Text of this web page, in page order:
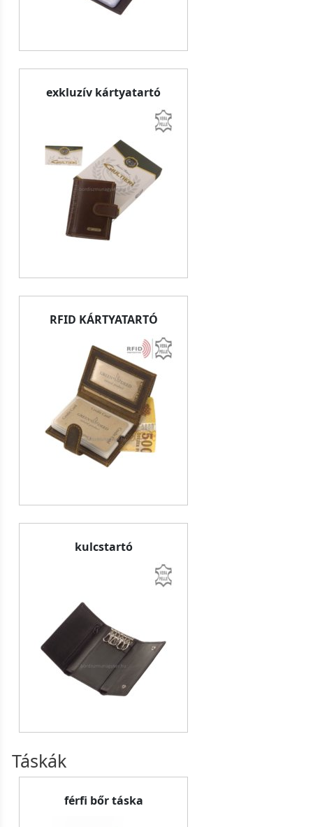
exkluzív kártyatartó
RFID KÁRTYATARTÓ
kulcstartó
Táskák
férfi bőr táska